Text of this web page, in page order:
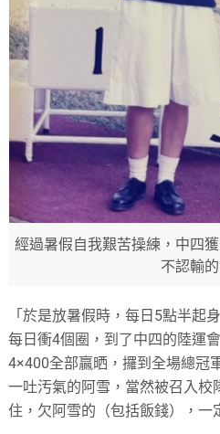
經過暑假自我艱苦操練，中四
不認輸
「於是放暑假時，每日5點半起
每日衝4個圈，到了中四的陸運
4×400全部贏晒，攞到全場總冠
一吐汚氣的阿雪，當然被召入校
住，欠阿雪的（包括飯錢），一